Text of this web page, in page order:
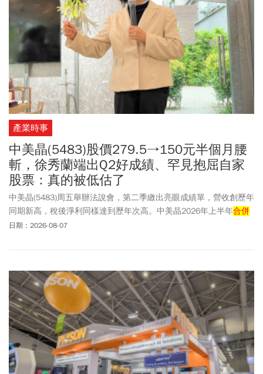
產業時事
中美晶(5483)股價279.5→150元半個月腰
斬，徐秀蘭端出Q2好成績、罕見抱屈自家
股票：真的被低估了
中美晶(5483)周五舉辦法說會，第二季繳出亮眼成績單，營收創歷年
同期新高，稅後淨利同樣達到歷年次高。中美晶2026年上半年合併
營收亦創歷年同期次高紀錄。中美晶股價在7/16來到新高279.5元，
日期：2026-08-07